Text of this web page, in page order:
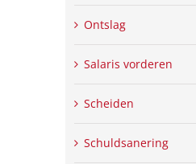
Ontslag
Salaris vorderen
Scheiden
Schuldsanering